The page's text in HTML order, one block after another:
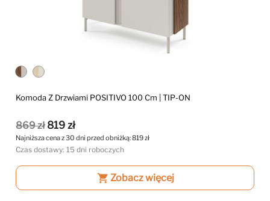
Komoda Z Drzwiami POSITIVO 100 Cm | TIP-ON
869 zł 819 zł
Najniższa cena z 30 dni przed obniżką:819 zł
Czas dostawy: 15 dni roboczych
shopping_cart Zobacz więcej